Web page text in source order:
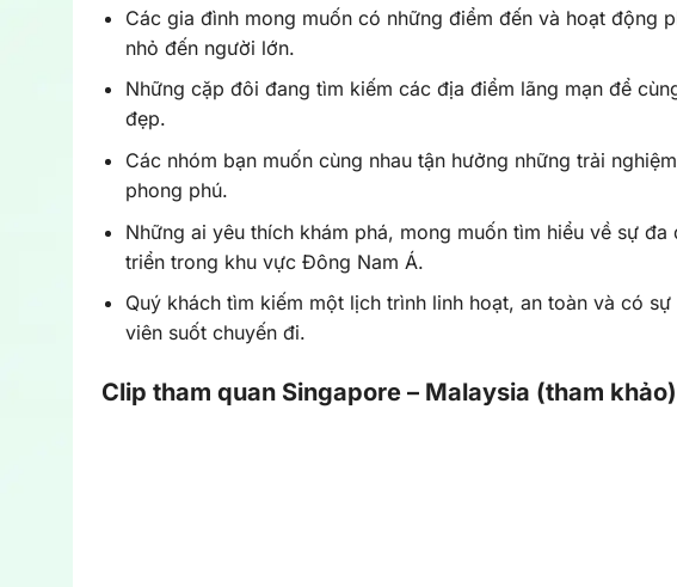
Các gia đình mong muốn có những điểm đến và hoạt động
nhỏ đến người lớn.
Những cặp đôi đang tìm kiếm các địa điểm lãng mạn để
đẹp.
Các nhóm bạn muốn cùng nhau tận hưởng những trải
phong phú.
Những ai yêu thích khám phá, mong muốn tìm hiểu về sự
triển trong khu vực Đông Nam Á.
Quý khách tìm kiếm một lịch trình linh hoạt, an toàn và có
viên suốt chuyến đi.
Clip tham quan Singapore – Malaysia (tham khảo)